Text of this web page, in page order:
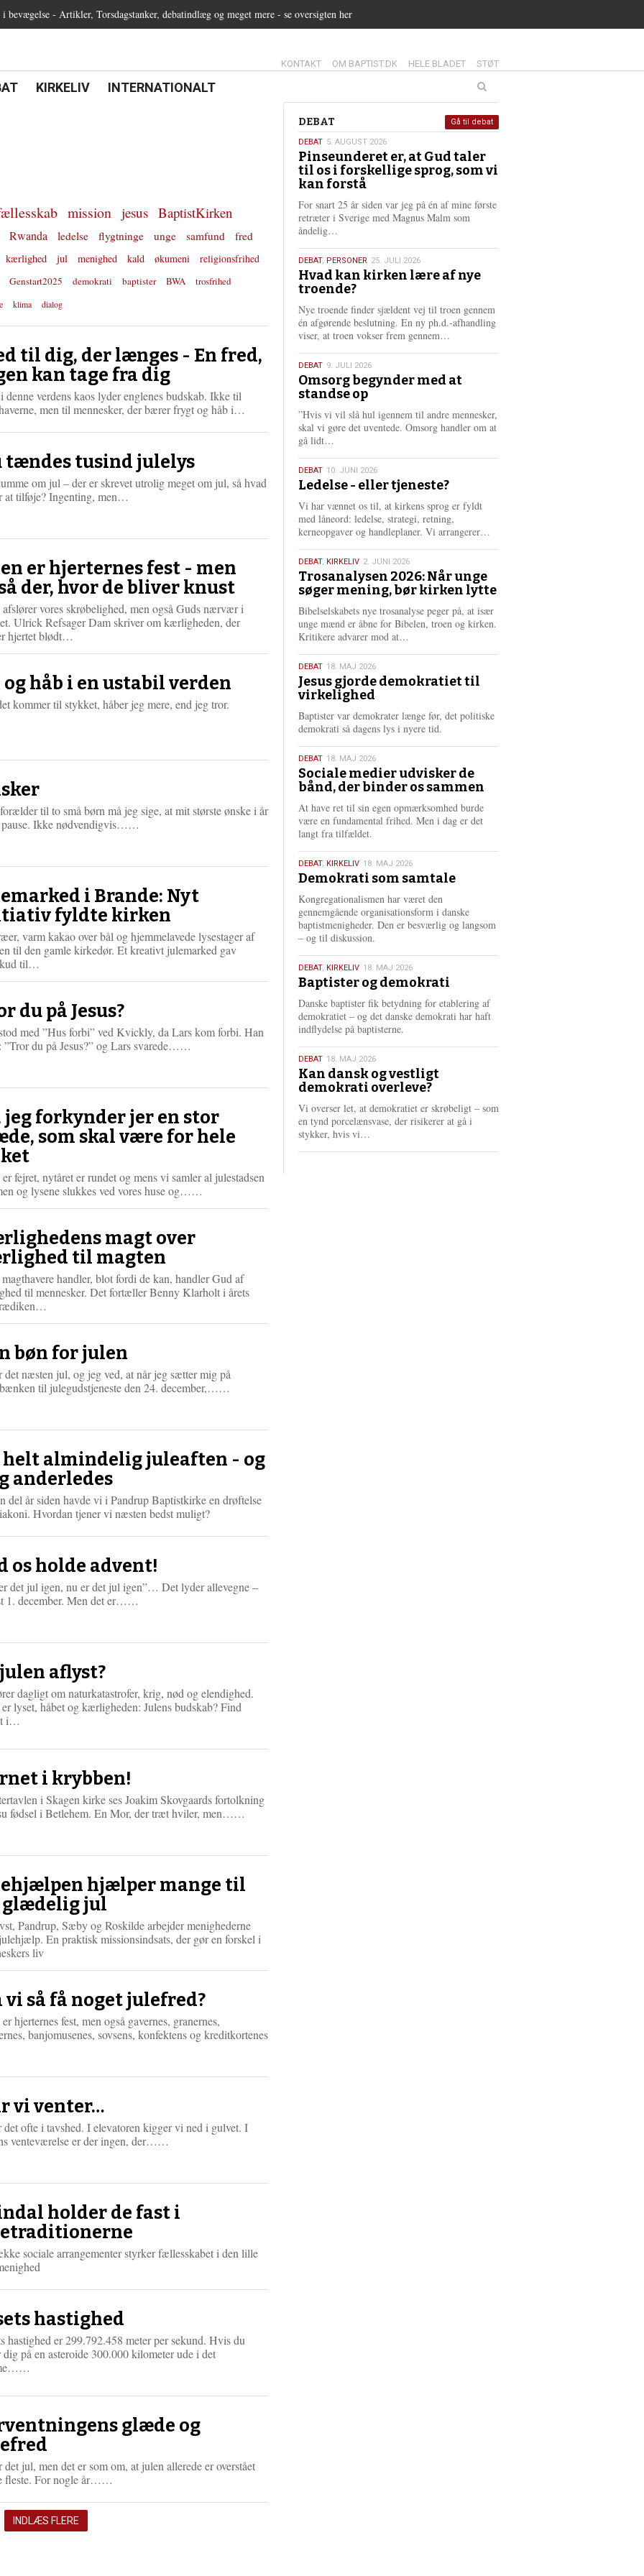
bevægelse - Artikler, Torsdagstanker, debatindlæg og meget mere - se oversigten her
13.0:
KONTAKT 14.0:
OM BAPTIST.DK 15.0:
HELE BLADET 16.0:
STØT
21.0:
KIRKELIV 22.0:
INTERNATIONALT
mission jesus BaptistKirken
Rwanda ledelse flygtninge unge samfund
fred
kærlighed jul menighed kald økumeni
religionsfrihed
Genstart2025 demokrati baptister BWA
trosfrihed
klima dialog
til dig, der længes - En fred,
kan tage fra dig
denne verdens kaos lyder englenes budskab. Ikke til
men til mennesker, der bærer frygt og håb i…
s
r
e
tændes tusind julelys
om jul – der er skrevet utrolig meget om jul, så hvad
at tilføje? Ingenting, men…
m
r
e
er hjerternes fest - men
der, hvor de bliver knust
afslører vores skrøbelighed, men også Guds nærvær i
Ulrick Refsager Dam skriver om kærligheden, der
hjertet blødt…
m
e
r
og håb i en ustabil verden
kommer til stykket, håber jeg mere, end jeg tror.
til to små børn må jeg sige, at mit største ønske i år
pause. Ikke nødvendigvis……
m
r
e
i Brande: Nyt
fyldte kirken
varm kakao over bål og hjemmelavede lysestager af
til den gamle kirkedør. Et kreativt julemarked gav
til…
m
e
r
e
du på Jesus?
med ”Hus forbi” ved Kvickly, da Lars kom forbi. Han
”Tror du på Jesus?” og Lars svarede……
m
r
e
jeg forkynder jer en stor
som skal være for hele
er fejret, nytåret er rundet og mens vi samler al julestadsen
og lysene slukkes ved vores huse og……
magt over
til magten
handler, blot fordi de kan, handler Gud af
til mennesker. Det fortæller Benny Klarholt i årets
m
e
r
e
bøn for julen
det næsten jul, og jeg ved, at når jeg sætter mig på
til julegudstjeneste den 24. december,……
m
helt almindelig juleaften - og
anderledes
del år siden havde vi i Pandrup Baptistkirke en drøftelse
Hvordan tjener vi næsten bedst muligt?
os holde advent!
det jul igen, nu er det jul igen”… Det lyder allevegne –
1. december. Men det er……
m
aflyst?
dagligt om naturkatastrofer, krig, nød og elendighed.
lyset, håbet og kærligheden: Julens budskab? Find
i…
s
e
r
e
i krybben!
i Skagen kirke ses Joakim Skovgaards fortolkning
fødsel i Betlehem. En Mor, der træt hviler, men……
m
e
hjælper mange til
glædelig jul
Pandrup, Sæby og Roskilde arbejder menighederne
En praktisk missionsindsats, der gør en forskel i
liv
vi så få noget julefred?
hjerternes fest, men også gavernes, granernes,
banjomusenes, sovsens, konfektens og kreditkortenes
vi venter…
det ofte i tavshed. I elevatoren kigger vi ned i gulvet. I
venteværelse er der ingen, der……
m
r
e
holder de fast i
sociale arrangementer styrker fællesskabet i den lille
hastighed
hastighed er 299.792.458 meter per sekund. Hvis du
dig på en asteroide 300.000 kilometer ude i det
s
e
r
e
glæde og
det jul, men det er som om, at julen allerede er overstået
fleste. For nogle år……
s
INDLÆS FLERE
Debat
DEBAT
5.
august
2026
DEBAT 5. AUGUST 2026
Pinseunderet er, at Gud taler
til os i forskellige sprog, som vi
kan forstå
For snart 25 år siden var jeg på én af mine første
retræter i Sverige med Magnus Malm som
åndelig…
s
m
e
r
e
25.
juli
2026
DEBAT, PERSONER 25. JULI 2026
Hvad kan kirken lære af nye
troende?
Nye troende finder sjældent vej til troen gennem
én afgørende beslutning. En ny ph.d.-afhandling
viser, at troen vokser frem gennem…
e
e
9.
juli
2026
DEBAT 9. JULI 2026
Omsorg begynder med at
standse op
”Hvis vi vil slå hul igennem til andre mennesker,
skal vi gøre det uventede. Omsorg handler om at
gå lidt…
s
e
r
e
10.
juni
2026
DEBAT 10. JUNI 2026
Ledelse - eller tjeneste?
Vi har vænnet os til, at kirkens sprog er fyldt
med låneord: ledelse, strategi, retning,
kerneopgaver og handleplaner. Vi arrangerer…
r
e
2.
juni
2026
DEBAT, KIRKELIV 2. JUNI 2026
Trosanalysen 2026: Når unge
søger mening, bør kirken lytte
Bibelselskabets nye trosanalyse peger på, at især
unge mænd er åbne for Bibelen, troen og kirken.
Kritikere advarer mod at…
e
e
18.
maj
2026
DEBAT 18. MAJ 2026
Jesus gjorde demokratiet til
virkelighed
Baptister var demokrater længe før, det politiske
demokrati så dagens lys i nyere tid.
18.
maj
2026
DEBAT 18. MAJ 2026
Sociale medier udvisker de
bånd, der binder os sammen
At have ret til sin egen opmærksomhed burde
være en fundamental frihed. Men i dag er det
langt fra tilfældet.
18.
maj
2026
DEBAT, KIRKELIV 18. MAJ 2026
Demokrati som samtale
Kongregationalismen har været den
gennemgående organisationsform i danske
baptistmenigheder. Den er besværlig og langsom
– og til diskussion.
18.
maj
2026
DEBAT, KIRKELIV 18. MAJ 2026
Baptister og demokrati
Danske baptister fik betydning for etablering af
demokratiet – og det danske demokrati har haft
indflydelse på baptisterne.
18.
maj
2026
DEBAT 18. MAJ 2026
Kan dansk og vestligt
demokrati overleve?
Vi overser let, at demokratiet er skrøbeligt – som
en tynd porcelænsvase, der risikerer at gå i
stykker, hvis vi…
Gå til debat